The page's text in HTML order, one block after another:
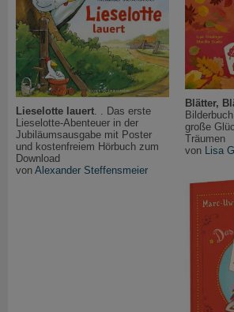
Lieselotte lauert . . Das erste
Lieselotte-Abenteuer in der
Jubiläumsausgabe mit Poster
und kostenfreiem Hörbuch zum
Download
von Alexander Steffensmeier
Blätter,
große
Träumen
von Lisa